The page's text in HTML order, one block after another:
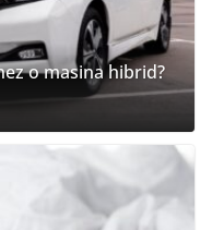
o masina hibrid?